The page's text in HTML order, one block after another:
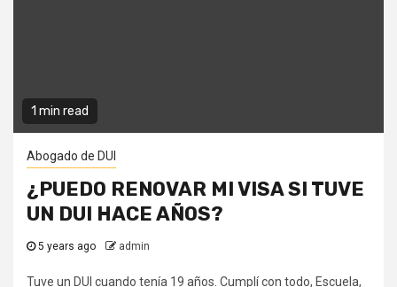
1 min read
Abogado de DUI
¿PUEDO RENOVAR MI VISA SI TUVE
UN DUI HACE AÑOS?
5 years ago admin
Tuve un DUI cuando tenía 19 años. Cumplí con todo, Escuela,